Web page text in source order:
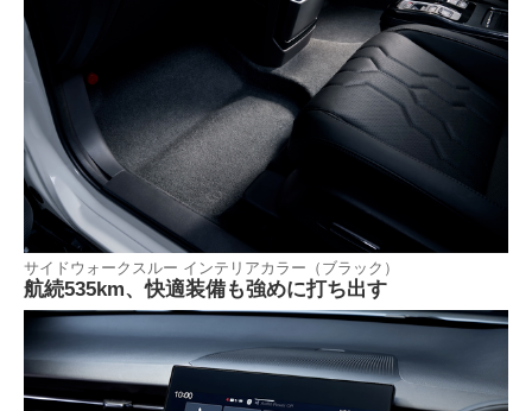
サイドウォークスルー インテリアカラー（ブラック）
航続535km、快適装備も強めに打ち出す